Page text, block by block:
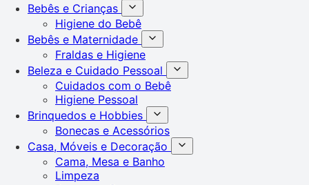
Bebês e Crianças
Higiene do Bebê
Bebês e Maternidade
Fraldas e Higiene
Beleza e Cuidado Pessoal
Cuidados com o Bebê
Higiene Pessoal
Brinquedos e Hobbies
Bonecas e Acessórios
Casa, Móveis e Decoração
Cama, Mesa e Banho
Limpeza